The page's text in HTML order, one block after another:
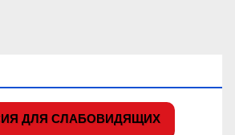
ДЛЯ СЛАБОВИДЯЩИХ